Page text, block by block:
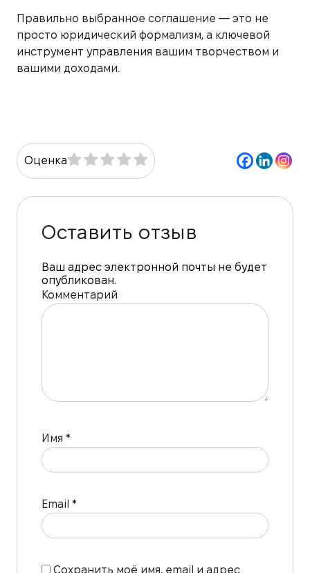
Правильно выбранное соглашение — это не
просто юридический формализм, а ключевой
инструмент управления вашим творчеством и
вашими доходами.
Оценка
Оставить отзыв
Ваш адрес электронной почты не будет
опубликован.
Комментарий
Имя *
Email *
Сохранить моё имя, email и адрес